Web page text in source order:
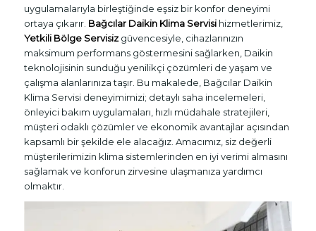
uygulamalarıyla birleştiğinde eşsiz bir konfor deneyimi
ortaya çıkarır. Bağcılar Daikin Klima Servisihizmetlerimiz,
Yetkili Bölge Servisizgüvencesiyle, cihazlarınızın
maksimum performans göstermesini sağlarken, Daikin
teknolojisinin sunduğu yenilikçi çözümleri de yaşam ve
çalışma alanlarınıza taşır. Bu makalede, Bağcılar Daikin
Klima Servisi deneyimimizi; detaylı saha incelemeleri,
önleyici bakım uygulamaları, hızlı müdahale stratejileri,
müşteri odaklı çözümler ve ekonomik avantajlar açısından
kapsamlı bir şekilde ele alacağız. Amacımız, siz değerli
müşterilerimizin klima sistemlerinden en iyi verimi almasını
sağlamak ve konforun zirvesine ulaşmanıza yardımcı
olmaktır.